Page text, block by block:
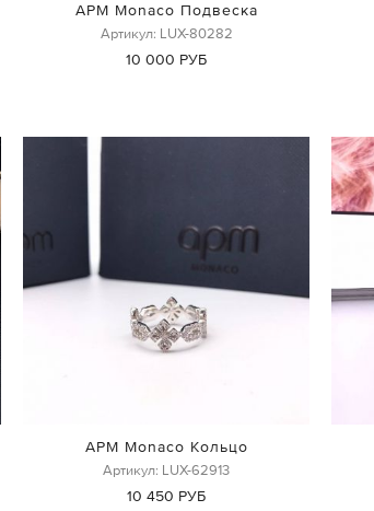
APM Monaco Подвеска
Артикул: LUX-80282
10 000 РУБ
APM Monaco Кольцо
Артикул: LUX-62913
10 450 РУБ